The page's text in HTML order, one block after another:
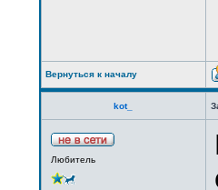
Вернуться к началу
kot_
Любитель